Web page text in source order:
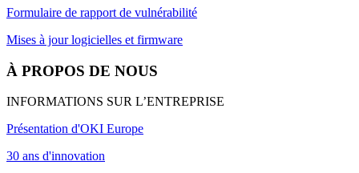
Formulaire de rapport de vulnérabilité
Mises à jour logicielles et firmware
À PROPOS DE NOUS
INFORMATIONS SUR L’ENTREPRISE
Présentation d'OKI Europe
30 ans d'innovation